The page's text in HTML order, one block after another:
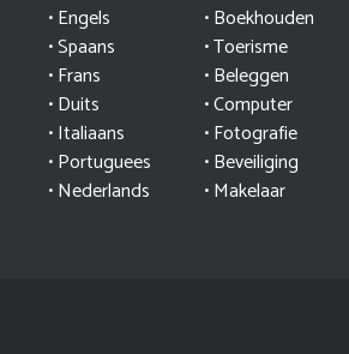
• Engels
• Spaans
• Frans
• Duits
• Italiaans
• Portuguees
• Nederlands
• Boekhouden
• Toerisme
• Beleggen
• Computer
• Fotografie
• Beveiliging
• Makelaar